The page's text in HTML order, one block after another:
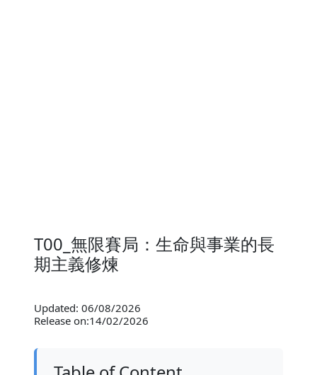
T00_無限賽局：生命與事業的長
期主義修煉
Updated: 06/08/2026
Release on:14/02/2026